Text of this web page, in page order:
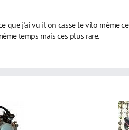
que j'ai vu il on casse le vilo même ce
temps mais ces plus rare.